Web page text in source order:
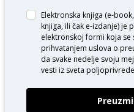
Elektronska knjiga (e-
knjiga, ili čak e-izdanje) je
elektronskoj formi koja se
prihvatanjem uslova o
da svake nedelje svoju
vesti iz sveta